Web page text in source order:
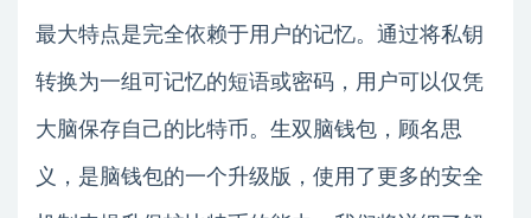
最大特点是完全依赖于用户的记忆。通过将私钥
转换为一组可记忆的短语或密码，用户可以仅凭
大脑保存自己的比特币。生双脑钱包，顾名思
义，是脑钱包的一个升级版，使用了更多的安全